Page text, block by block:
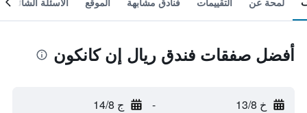
أفضل صفقات فندق ريال إن كانكون
خ 13/8 - ج 14/8